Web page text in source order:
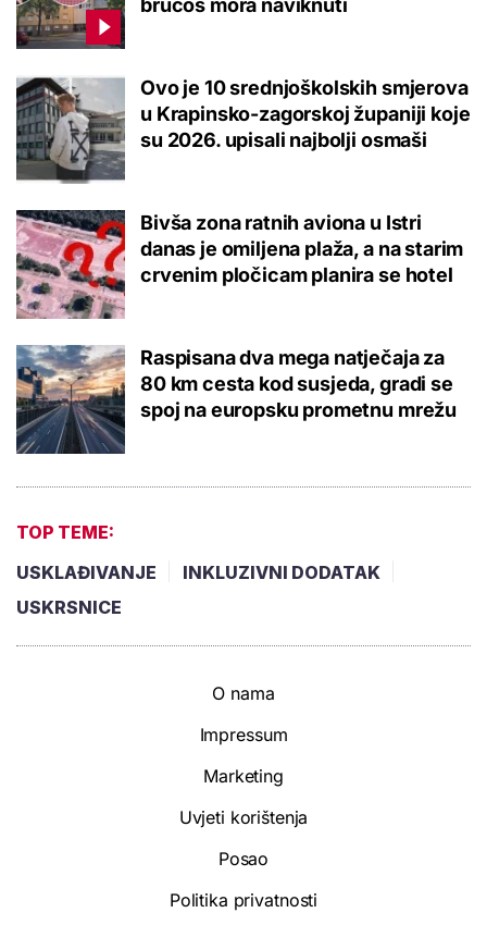
brucoš mora naviknuti
Ovo je 10 srednjoškolskih smjerova
u Krapinsko-zagorskoj županiji koje
su 2026. upisali najbolji osmaši
Bivša zona ratnih aviona u Istri
danas je omiljena plaža, a na starim
crvenim pločicam planira se hotel
Raspisana dva mega natječaja za
80 km cesta kod susjeda, gradi se
spoj na europsku prometnu mrežu
TOP TEME:
USKLAĐIVANJE
INKLUZIVNI DODATAK
USKRSNICE
O nama
Impressum
Marketing
Uvjeti korištenja
Posao
Politika privatnosti